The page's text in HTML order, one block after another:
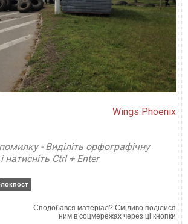
Wings Phoenix
- Виділіть орфографічну
Ctrl + Enter
Сподобався матеріал? Сміливо поділися
ним в соцмережах через ці кнопки